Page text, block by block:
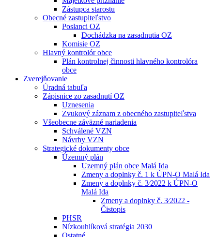
Zástupca starostu
Obecné zastupiteľstvo
Poslanci OZ
Dochádzka na zasadnutia OZ
Komisie OZ
Hlavný kontrolór obce
Plán kontrolnej činnosti hlavného kontrolóra
obce
Zverejňovanie
Úradná tabuľa
Zápisnice zo zasadnutí OZ
Uznesenia
Zvukový záznam z obecného zastupiteľstva
Všeobecne záväzné nariadenia
Schválené VZN
Návrhy VZN
Strategické dokumenty obce
Územný plán
Uzemný plán obce Malá Ida
Zmeny a doplnky č. 1 k ÚPN-O Malá Ida
Zmeny a doplnky č. 3⁄2022 k ÚPN-O
Malá Ida
Zmeny a doplnky č. 3⁄2022 -
Čistopis
PHSR
Nízkouhlíková stratégia 2030
Ostatné